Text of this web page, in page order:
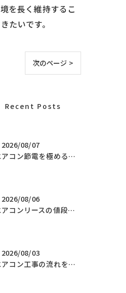
を長く維持するこ
たいです。
次のページ >
Recent Posts
2026/08/07
エアコン節電を極める施工技術
2026/08/06
エアコンリースの値段解説と利用メリット
2026/08/03
エアコン工事の流れを徹底解説標準作業から追加工事・所要時間の見極め方